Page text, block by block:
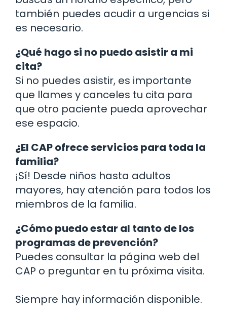
también puedes acudir a urgencias si
es necesario.
¿Qué hago si no puedo asistir a mi
cita?
Si no puedes asistir, es importante
que llames y canceles tu cita para
que otro paciente pueda aprovechar
ese espacio.
¿El CAP ofrece servicios para toda la
familia?
¡Sí! Desde niños hasta adultos
mayores, hay atención para todos los
miembros de la familia.
¿Cómo puedo estar al tanto de los
programas de prevención?
Puedes consultar la página web del
CAP o preguntar en tu próxima visita.
Siempre hay información disponible.